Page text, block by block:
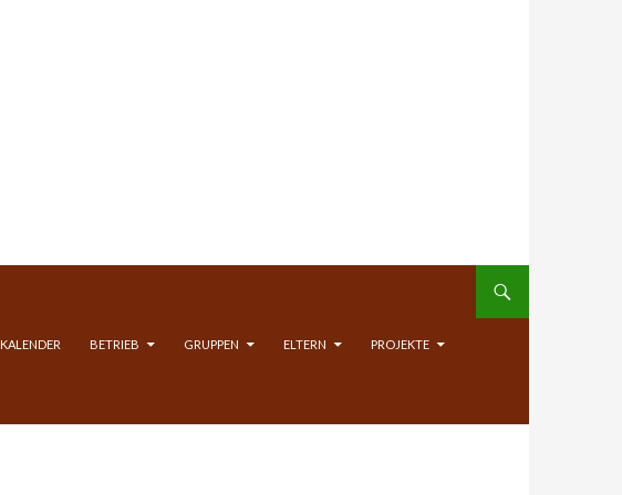
KALENDER BETRIEB GRUPPEN ELTERN PROJEKTE